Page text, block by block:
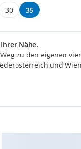
30 35
Nähe.
zu den eigenen
und